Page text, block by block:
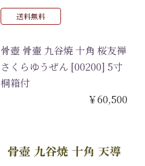
送料無料
骨壺 骨壷 九谷焼 十角 桜友禅
さくらゆうぜん [00200] 5寸
桐箱付
￥60,500